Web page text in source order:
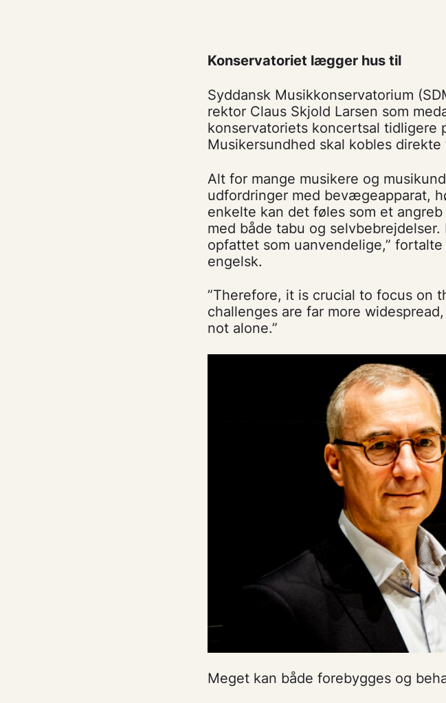
Konservatoriet lægger hus til
Syddansk Musikkonservatorium
rektor Claus Skjold Larsen som
konservatoriets koncertsal tidligere
Musikersundhed skal kobles
Alt for mange musikere og
udfordringer med bevægeapparat,
enkelte kan det føles som et
med både tabu og
opfattet som uanvendelige,”
engelsk.
”Therefore, it is crucial to focus on
challenges are far more
not alone.”
Meget kan både forebygges og